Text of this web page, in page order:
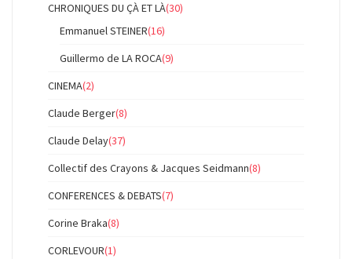
CHRONIQUES DU ÇÀ ET LÀ(30)
Emmanuel STEINER(16)
Guillermo de LA ROCA(9)
CINEMA(2)
Claude Berger(8)
Claude Delay(37)
Collectif des Crayons & Jacques Seidmann(8)
CONFERENCES & DEBATS(7)
Corine Braka(8)
CORLEVOUR(1)